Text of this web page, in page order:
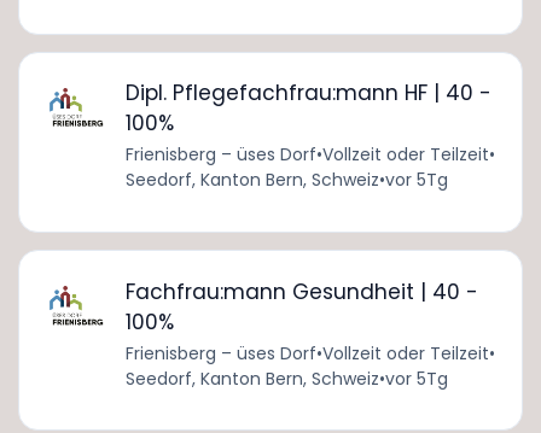
Dipl. Pflegefachfrau:mann HF | 40 -
100%
Frienisberg – üses Dorf•Vollzeit oder Teilzeit•
Seedorf, Kanton Bern, Schweiz•vor 5Tg
Fachfrau:mann Gesundheit | 40 -
100%
Frienisberg – üses Dorf•Vollzeit oder Teilzeit•
Seedorf, Kanton Bern, Schweiz•vor 5Tg